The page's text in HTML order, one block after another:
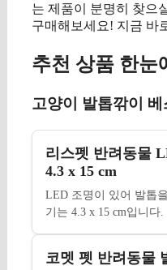
는 제품이 분명히 찾으
구매해보세요! 지금 바
추천 상품 한눈
고양이 발톱깎이
리스펫 반려동물
4.3 x 15 cm
LED 조명이 있어 발톱
기는 4.3 x 15 cm입니다.
코멧 펫 반려동물